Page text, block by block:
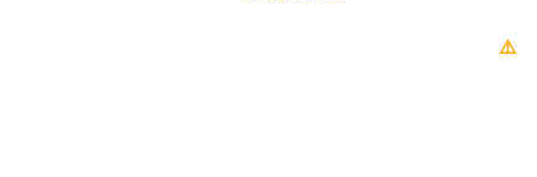
⚠️